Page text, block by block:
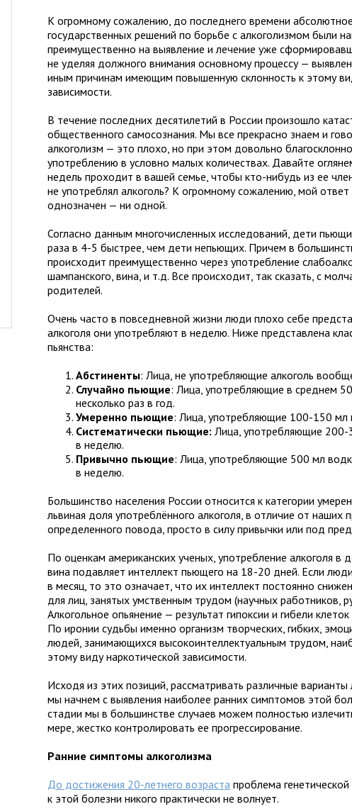
К огромному сожалению, до последнего времени
государственных решений по борьбе с алкоголизмом были
преимущественно на выявление и лечение уже
не уделяя должного внимания основному процессу —
иным причинам имеющим повышенную склонность к этому
зависимости.
В течение последних десятилетий в России произошло
общественного самосознания. Мы все прекрасно знаем и
алкоголизм — это плохо, но при этом довольно
употреблению в условно малых количествах. Давайте
недель проходит в вашей семье, чтобы кто-нибудь из ее
не употреблял алкоголь? К огромному сожалению, мой
однозначен — ни одной.
Согласно данным многочисленных исследований, дети
раза в 4-5 быстрее, чем дети непьющих. Причем в
происходит преимущественно через употребление
шампанского, вина, и т.д. Все происходит, так сказать, с
родителей.
Очень часто в повседневной жизни люди плохо себе
алкоголя они употребляют в неделю. Ниже представлена
пьянства:
Абстиненты: Лица, не употребляющие алкоголь
Случайно пьющие: Лица, употребляющие в среднем
несколько раз в год.
Умеренно пьющие: Лица, употребляющие 100-150 мл
Систематически пьющие: Лица, употребляющие 200-
в неделю.
Привычно пьющие: Лица, употребляющие 500 мл
в неделю.
Большинство населения России относится к категории
львиная доля употреблённого алкоголя, в отличие от наших
определенного повода, просто в силу привычки или под
По оценкам американских ученых, употребление алкоголя в
вина подавляет интеллект пьющего на 18-20 дней. Если
в месяц, то это означает, что их интеллект постоянно
для лиц, занятых умственным трудом (научных работников,
Алкогольное опьянение — результат гипоксии и гибели
По иронии судьбы именно организм творческих, гибких,
людей, занимающихся высокоинтеллектуальным трудом,
этому виду наркотической зависимости.
Исходя из этих позиций, рассматривать различные варианты
мы начнем с выявления наиболее ранних симптомов этой
стадии мы в большинстве случаев можем полностью
мере, жестко контролировать ее прогрессирование.
Ранние симптомы алкоголизма
До достижения 20-летнего возраста проблема
к этой болезни никого практически не волнует.